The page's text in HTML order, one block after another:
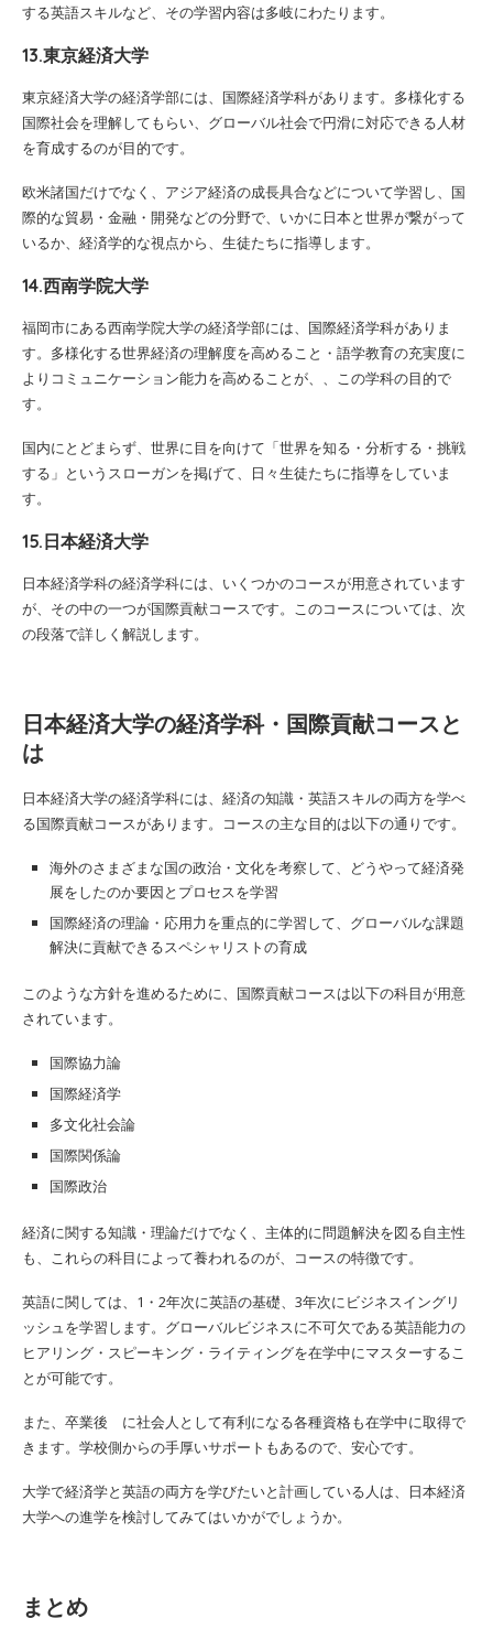
する英語スキルなど、その学習内容は多岐にわたります。
13.東京経済大学
東京経済大学の経済学部には、国際経済学科があります。多様化する
国際社会を理解してもらい、グローバル社会で円滑に対応できる人材
を育成するのが目的です。
欧米諸国だけでなく、アジア経済の成長具合などについて学習し、国
際的な貿易・金融・開発などの分野で、いかに日本と世界が繋がって
いるか、経済学的な視点から、生徒たちに指導します。
14.西南学院大学
福岡市にある西南学院大学の経済学部には、国際経済学科がありま
す。多様化する世界経済の理解度を高めること・語学教育の充実度に
よりコミュニケーション能力を高めることが、、この学科の目的で
す。
国内にとどまらず、世界に目を向けて「世界を知る・分析する・挑戦
する」というスローガンを掲げて、日々生徒たちに指導をしていま
す。
15.日本経済大学
日本経済学科の経済学科には、いくつかのコースが用意されています
が、その中の一つが国際貢献コースです。このコースについては、次
の段落で詳しく解説します。
日本経済大学の経済学科・国際貢献コースと
は
日本経済大学の経済学科には、経済の知識・英語スキルの両方を学べ
る国際貢献コースがあります。コースの主な目的は以下の通りです。
海外のさまざまな国の政治・文化を考察して、どうやって経済発
展をしたのか要因とプロセスを学習
国際経済の理論・応用力を重点的に学習して、グローバルな課題
解決に貢献できるスペシャリストの育成
このような方針を進めるために、国際貢献コースは以下の科目が用意
されています。
国際協力論
国際経済学
多文化社会論
国際関係論
国際政治
経済に関する知識・理論だけでなく、主体的に問題解決を図る自主性
も、これらの科目によって養われるのが、コースの特徴です。
英語に関しては、1・2年次に英語の基礎、3年次にビジネスイングリ
ッシュを学習します。グローバルビジネスに不可欠である英語能力の
ヒアリング・スピーキング・ライティングを在学中にマスターするこ
とが可能です。
また、卒業後 に社会人として有利になる各種資格も在学中に取得で
きます。学校側からの手厚いサポートもあるので、安心です。
大学で経済学と英語の両方を学びたいと計画している人は、日本経済
大学への進学を検討してみてはいかがでしょうか。
まとめ